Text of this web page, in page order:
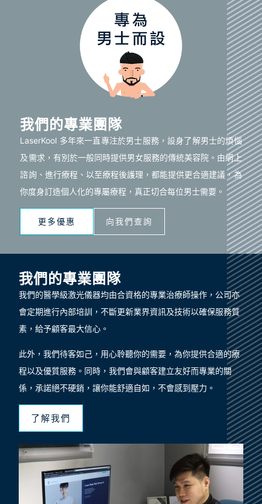
我們的專業團隊
LaserKool 多年來一直專注於男士服務，設身了解男士的煩惱
及需求，有別於一般同時提供男女服務的傳統美容院。由網上
諮詢、進行療程、以至療程後護理，都能提供更合適建議，為
你度身訂造個人化的專屬療程，真正切合每位男士需要。
更多優惠 向我們查詢
我們的專業團隊
我們的醫學級激光儀器均由合資格的專業治療師操作，公司亦
會定期進行內部培訓，不斷更新業界資訊及技術以確保服務質
素，給予顧客最大信心。
此外，我們待客如己，用心聆聽你的需要，為你提供合適的療
程以及優質服務。同時，我們會與顧客建立友好而專業的關
係，承諾絕不硬銷，讓你能舒適自如，不會感到壓力。
了解我們